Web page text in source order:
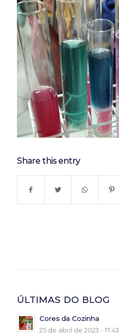
Share this entry
ÚLTIMAS DO BLOG
Cores da Cozinha
25 de abril de 2023 - 17:43